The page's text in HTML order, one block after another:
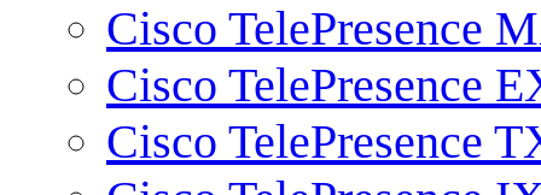
Cisco TelePresence
Cisco TelePresence
Cisco TelePresence